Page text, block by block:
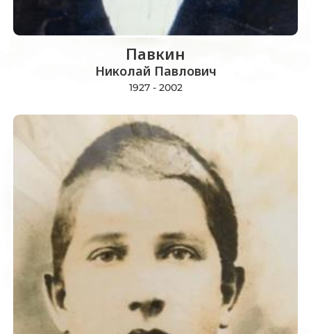
Павкин
Николай Павлович
1927 - 2002